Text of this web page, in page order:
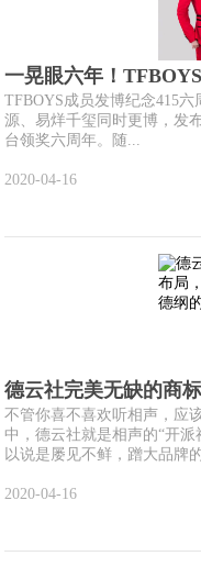
一晃眼六年！
TFBOYS成员发博纪念415
源、易烊千玺同时更博，发
台领奖六周年。随...
2020-04-16
德云社完美无缺的商
不管你喜不喜欢听相声，应
中，德云社就是相声的“开
以说是屡见不鲜，蹭大品牌
2020-04-16